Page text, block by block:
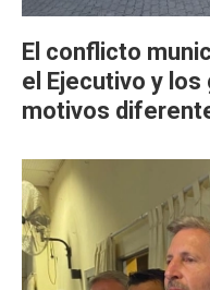
El conflicto
el Ejecutivo y
motivos